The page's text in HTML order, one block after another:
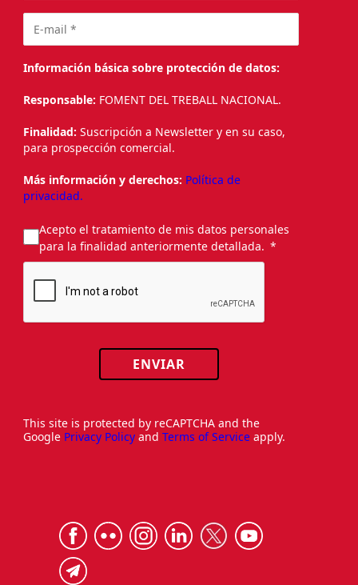
Información básica sobre protección de datos:
Responsable: FOMENT DEL TREBALL NACIONAL.
Finalidad: Suscripción a Newsletter y en su caso,
para prospección comercial.
Más información y derechos: Política de
privacidad.
Acepto el tratamiento de mis datos personales
para la finalidad anteriormente detallada.
ENVIAR
This site is protected by reCAPTCHA and the
Google Privacy Policy and Terms of Service apply.